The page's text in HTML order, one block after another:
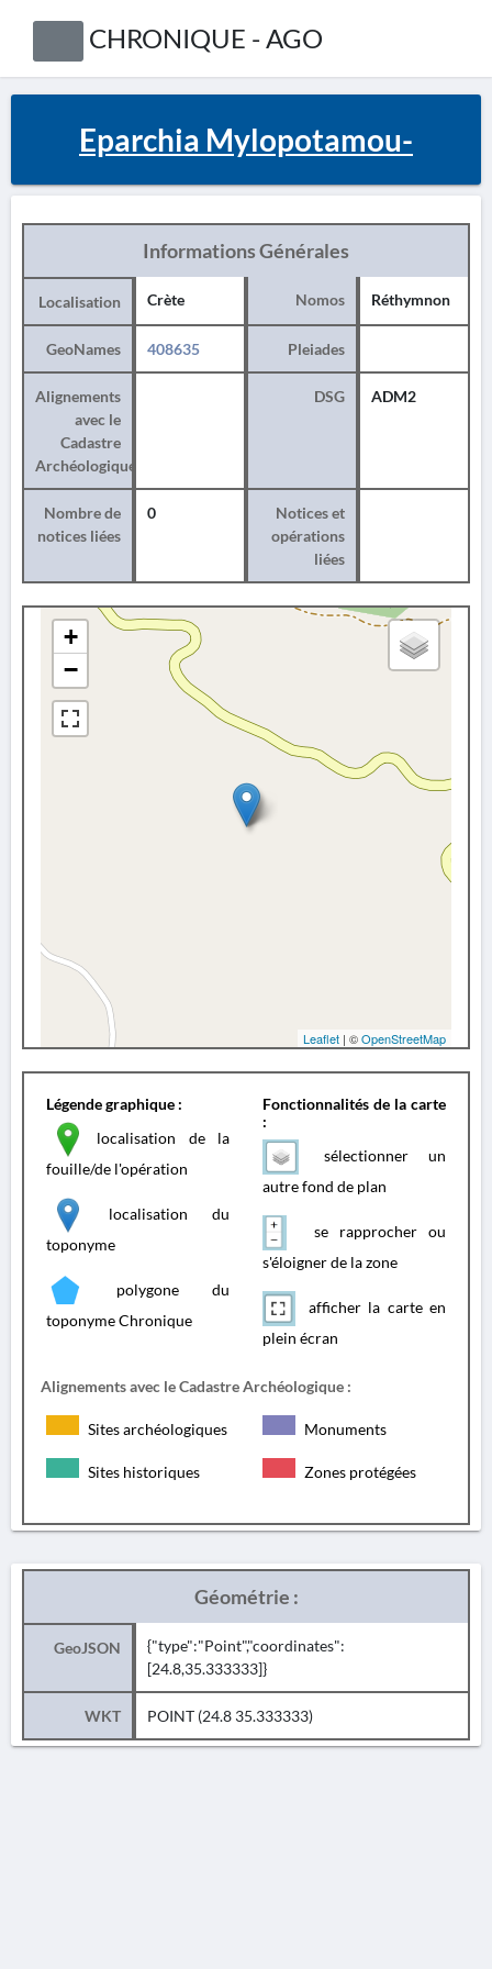
CHRONIQUE - AGO
Eparchia Mylopotamou-
Informations Générales
Localisation Crète Nomos Réthymnon
GeoNames 408635 Pleiades
Alignements
avec le
Cadastre
Archéologique
DSG ADM2
Nombre de
notices liées
0
Notices et
opérations
liées
+
−
Leaflet | ©OpenStreetMap
Légende graphique :
localisation de la
fouille/de l'opération
localisation du
toponyme
polygone du
toponyme Chronique
Fonctionnalités de la carte
:
sélectionner un
autre fond de plan
se rapprocher ou
s'éloigner de la zone
afficher la carte en
plein écran
Alignements avec le Cadastre Archéologique :
Sites archéologiques Monuments
Sites historiques Zones protégées
Géométrie :
GeoJSON
{"type":"Point","coordinates":
[24.8,35.333333]}
WKT POINT (24.8 35.333333)